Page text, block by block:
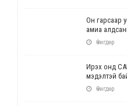
Он гарсаар
амиа
Өчигдөр
Ирэх онд
мэдэлтэй
Өчигдөр